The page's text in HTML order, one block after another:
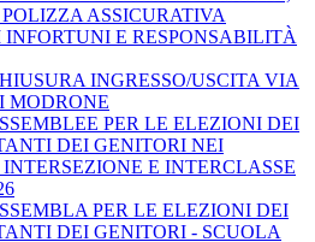
ASSICURATIVA
E RESPONSABILITÀ
INGRESSO/USCITA VIA
MODRONE
PER LE ELEZIONI DEI
DEI GENITORI NEI
E INTERCLASSE
PER LE ELEZIONI DEI
DEI GENITORI - SCUOLA